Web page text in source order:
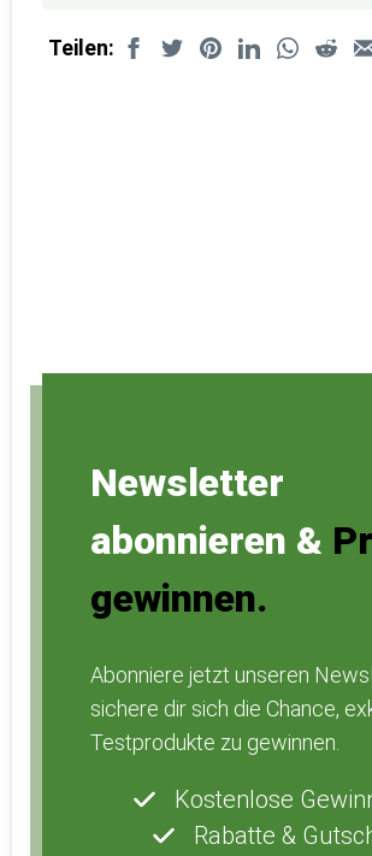
Teilen:
Newsletter
abonnieren &
gewinnen.
Abonniere jetzt unseren
sichere dir sich die Chance,
Testprodukte zu gewinnen.
Kostenlose
Rabatte &